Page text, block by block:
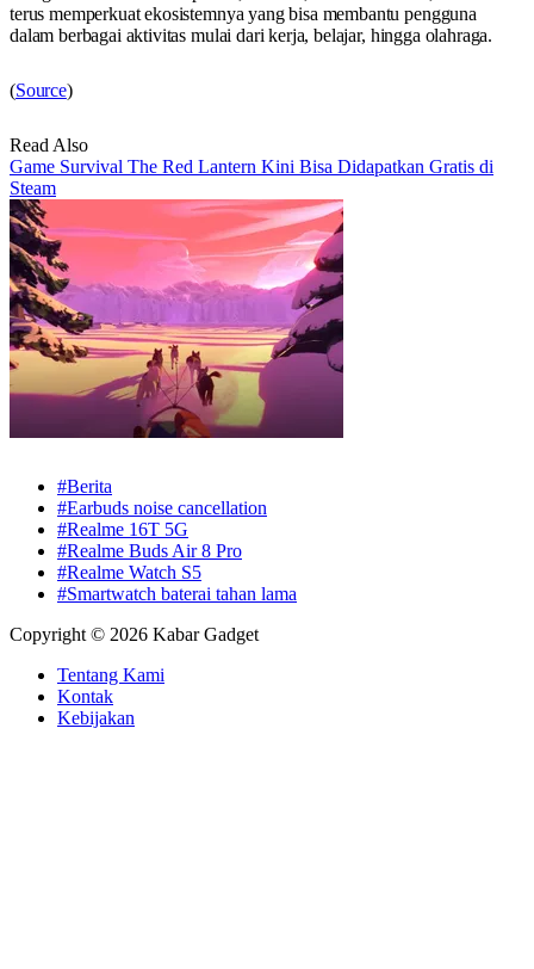
terus memperkuat ekosistemnya yang bisa membantu pengguna
dalam berbagai aktivitas mulai dari kerja, belajar, hingga olahraga.
(Source)
Read Also
Game Survival The Red Lantern Kini Bisa Didapatkan Gratis di
Steam
#Berita
#Earbuds noise cancellation
#Realme 16T 5G
#Realme Buds Air 8 Pro
#Realme Watch S5
#Smartwatch baterai tahan lama
Copyright © 2026 Kabar Gadget
Tentang Kami
Kontak
Kebijakan